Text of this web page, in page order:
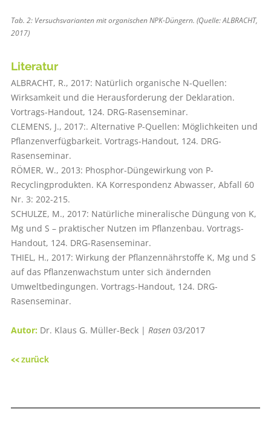
Tab. 2: Versuchsvarianten mit organischen NPK-Düngern. (Quelle: ALBRACHT,
2017)
Literatur
ALBRACHT, R., 2017: Natürlich organische N-Quellen:
Wirksamkeit und die Herausforderung der Deklaration.
Vortrags-Handout, 124. DRG-Rasenseminar.
CLEMENS, J., 2017:. Alternative P-Quellen: Möglichkeiten und
Pflanzenverfügbarkeit. Vortrags-Handout, 124. DRG-
Rasenseminar.
RÖMER, W., 2013: Phosphor-Düngewirkung von P-
Recyclingprodukten. KA Korrespondenz Abwasser, Abfall 60
Nr. 3: 202-215.
SCHULZE, M., 2017: Natürliche mineralische Düngung von K,
Mg und S – praktischer Nutzen im Pflanzenbau. Vortrags-
Handout, 124. DRG-Rasenseminar.
THIEL, H., 2017: Wirkung der Pflanzennährstoffe K, Mg und S
auf das Pflanzenwachstum unter sich ändernden
Umweltbedingungen. Vortrags-Handout, 124. DRG-
Rasenseminar.
Autor: Dr. Klaus G. Müller-Beck | Rasen03/2017
<< zurück